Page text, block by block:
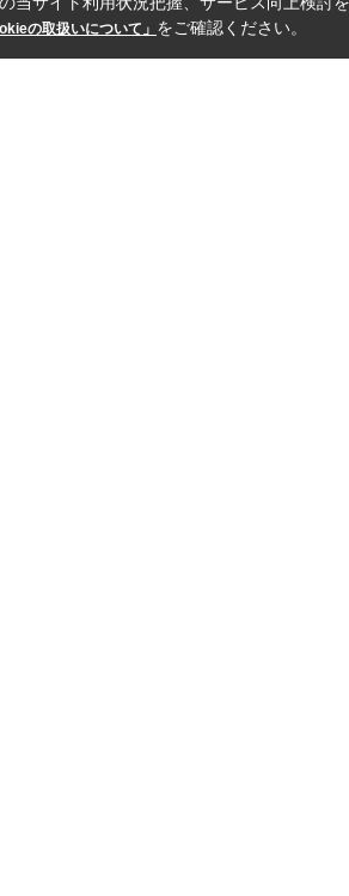
の取扱いについて」 をご確認ください。